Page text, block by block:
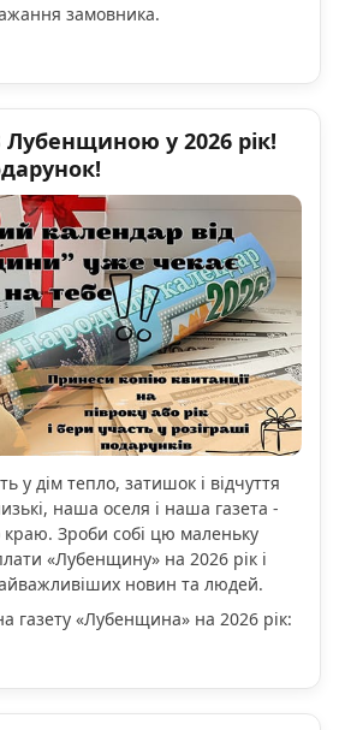
замовника.
у 2026 рік!
у дім тепло, затишок і відчуття
наша оселя і наша газета -
краю. Зроби собі цю маленьку
«Лубенщину» на 2026 рік і
новин та людей.
газету «Лубенщина» на 2026 рік: